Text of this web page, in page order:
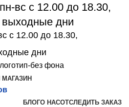
вс с 12.00 до 18.30,
выходные дни
с 12.00 до 18.30,
дни
МАГАЗИН
БЛОГО НАСОТСЛЕДИТЬ ЗАКАЗ